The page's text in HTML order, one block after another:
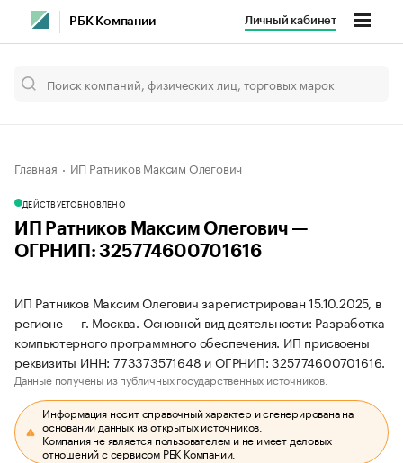
РБК Компании Личный кабинет
Главная ИП Ратников Максим Олегович
ДЕЙСТВУЕТОБНОВЛЕНО
ИП Ратников Максим Олегович —
ОГРНИП: 325774600701616
ИП Ратников Максим Олегович зарегистрирован 15.10.2025, в
регионе — г. Москва. Основной вид деятельности: Разработка
компьютерного программного обеспечения. ИП присвоены
реквизиты ИНН: 773373571648 и ОГРНИП: 325774600701616.
Данные получены из публичных государственных источников.
Информация носит справочный характер и сгенерирована на
основании данных из открытых источников.
Компания не является пользователем и не имеет деловых
отношений с сервисом РБК Компании.